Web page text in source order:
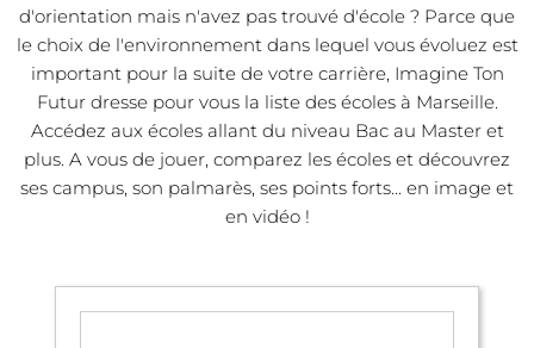
d'orientation mais n'avez pas trouvé d'école ? Parce que
le choix de l'environnement dans lequel vous évoluez est
important pour la suite de votre carrière, Imagine Ton
Futur dresse pour vous la liste des écoles à Marseille.
Accédez aux écoles allant du niveau Bac au Master et
plus. A vous de jouer, comparez les écoles et découvrez
ses campus, son palmarès, ses points forts... en image et
en vidéo !